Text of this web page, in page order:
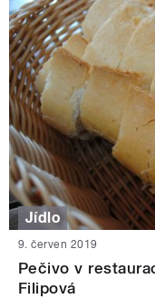
Jídlo
9. červen 2019
Pečivo v
Filipová